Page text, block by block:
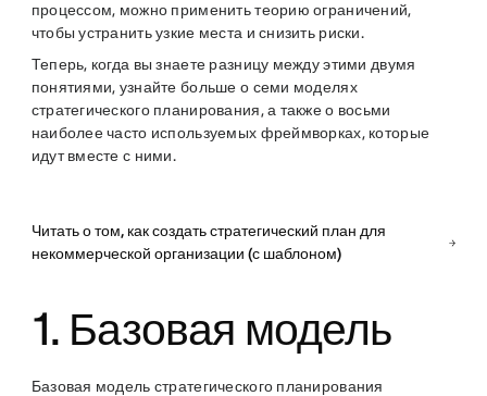
процессом, можно применить теорию ограничений,
чтобы устранить узкие места и снизить риски.
Теперь, когда вы знаете разницу между этими двумя
понятиями, узнайте больше о семи моделях
стратегического планирования, а также о восьми
наиболее часто используемых фреймворках, которые
идут вместе с ними.
Читать о том, как создать стратегический план для
некоммерческой организации (с шаблоном)
1. Базовая модель
Базовая модель стратегического планирования